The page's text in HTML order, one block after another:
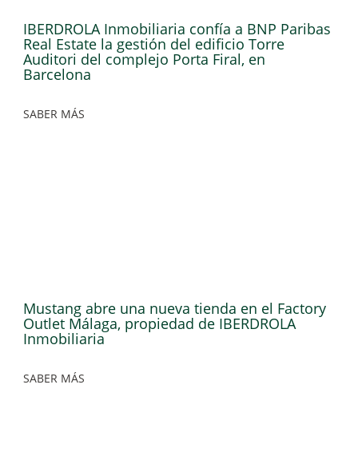
IBERDROLA Inmobiliaria confía a BNP Paribas
Real Estate la gestión del edificio Torre
Auditori del complejo Porta Firal, en
Barcelona
SABER MÁS
Mustang abre una nueva tienda en el Factory
Outlet Málaga, propiedad de IBERDROLA
Inmobiliaria
SABER MÁS